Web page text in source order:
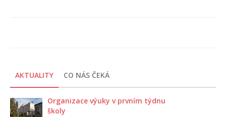
AKTUALITY CO NÁS ČEKÁ
Organizace výuky v prvním týdnu
školy